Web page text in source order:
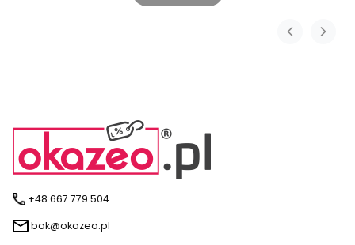
+48 667 779 504
bok@okazeo.pl